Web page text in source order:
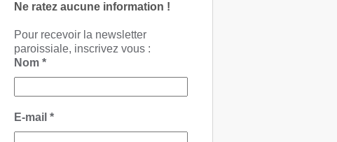
Ne ratez aucune information !
Pour recevoir la newsletter
paroissiale, inscrivez vous :
Nom *
E-mail *